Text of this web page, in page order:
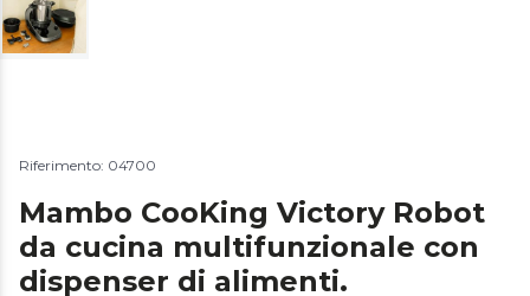
Riferimento: 04700
Mambo CooKing Victory Robot
da cucina multifunzionale con
dispenser di alimenti.